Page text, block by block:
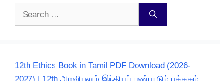
Search
12th Ethics Book in Tamil PDF Download (2026-
2027) | 12th அறவியலும் இந்தியப் பண்பாடும் புத்தகம்